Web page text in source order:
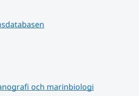
och marinbiologi